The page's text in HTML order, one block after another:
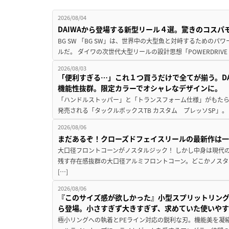
2026/08/04
DAIWAから登場する新型リール４選。驚きのコス
BG SW 「BG SW」は、世界中の大型魚と対峙するためのパ
ルだ。 ダイワの次世代大型リールの設計思想「
2026/08/03
「便利すぎる…」これ１つ買うだけで全てが揃う。
機能性抜群。限定カラーでオシャレなデザインに。
「ハンドルストッパー」と「トランスフォーム仕様」がもた
発売される「タックルボックスTB カスタム プレッソSP」
2026/08/06
まだあるぞ！クローズドフェイスリールの最新作は
大口径フロントコーンがノスタルジック！ しかし中身は現
残す存在感抜群の大口径アルミフロントコーン。どこかノス
[…]
2026/08/06
『このサイズ感が欲しかった』小型スプリットリ
ら登場。小さすぎず大きすぎず、求めていた使いや
極小リングへの執着とPEライン対応の鋭利な刃。機能美を